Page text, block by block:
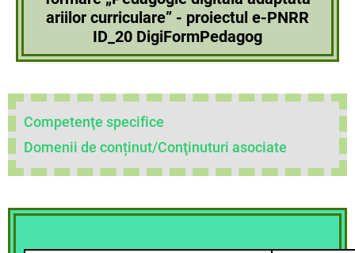
ariilor curriculare” - proiectul e-PNRR
ID_20 DigiFormPedagog
Competenţe specifice
Domenii de conținut/Conţinuturi asociate